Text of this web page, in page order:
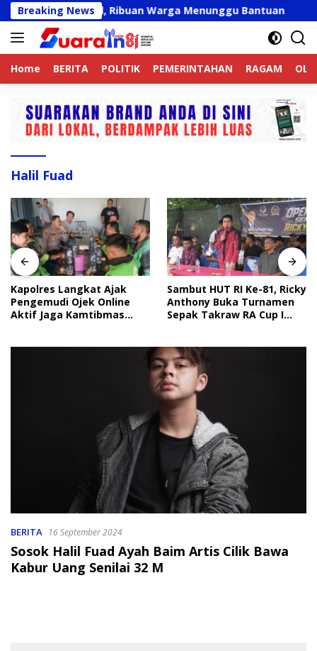
Langsung
ke
konten
Breaking News
Valid, Ribuan Warga Menunggu Bantuan
Home BERITA POLITIK PEMERINTAHAN RAGAM
Halil Fuad
Kapolres Langkat Ajak
Pengemudi Ojek Online
Aktif Jaga Kamtibmas
Sambut HUT RI Ke-81, Ricky
Anthony Buka Turnamen
Sepak Takraw RA Cup I
BERITA 16 September 2024
Sosok Halil Fuad Ayah Baim Artis Cilik Bawa
Kabur Uang Senilai 32 M